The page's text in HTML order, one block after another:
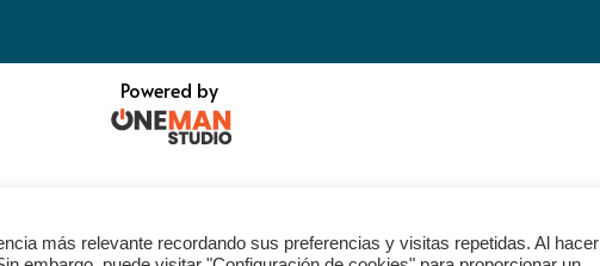
Powered by
más relevante recordando sus preferencias y visitas repetidas. Al hacer